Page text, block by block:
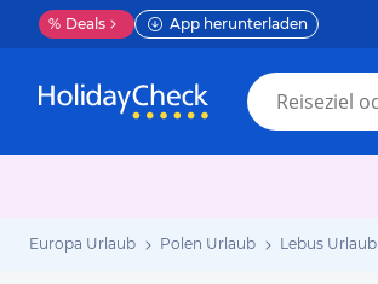
% Deals App herunterladen
Europa Urlaub Polen Urlaub Lebus Urlaub